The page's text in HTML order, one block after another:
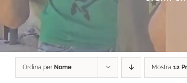
Ordina per Nome Mostra 12